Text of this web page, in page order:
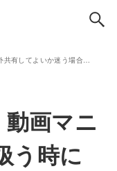
【Google Drive】動画マニュアルをDriveで扱う時に社外共有してよいか迷う場合の判断基準
画マニ
う時に